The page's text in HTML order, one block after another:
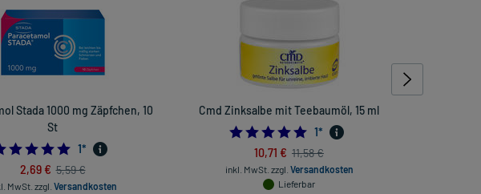
Stada 1000 mg Zäpfchen, 10
St
5.0
1*
2,69 € 5,59 €
MwSt. zzgl. Versandkosten
Cmd Zinksalbe mit Teebaumöl, 15 ml
5.0
1*
10,71 € 11,58 €
inkl. MwSt. zzgl. Versandkosten
Lieferbar